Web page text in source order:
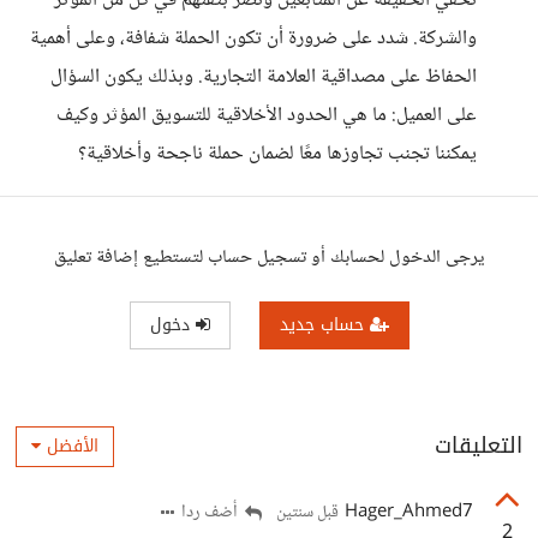
والشركة. شدد على ضرورة أن تكون الحملة شفافة، وعلى أهمية
الحفاظ على مصداقية العلامة التجارية. وبذلك يكون السؤال
على العميل: ما هي الحدود الأخلاقية للتسويق المؤثر وكيف
يمكننا تجنب تجاوزها معًا لضمان حملة ناجحة وأخلاقية؟
يرجى الدخول لحسابك أو تسجيل حساب لتستطيع إضافة تعليق
حساب جديد دخول
التعليقات الأفضل
Hager_Ahmed7 قبل سنتين أضف ردا